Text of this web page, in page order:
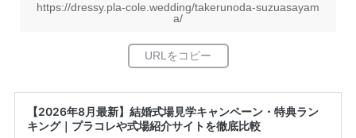
https://dressy.pla-cole.wedding/takerunoda-suzuasayam
a/
【2026年8月最新】結婚式場見学キャンペーン・特典ラン
キング｜プラコレや式場紹介サイトを徹底比較